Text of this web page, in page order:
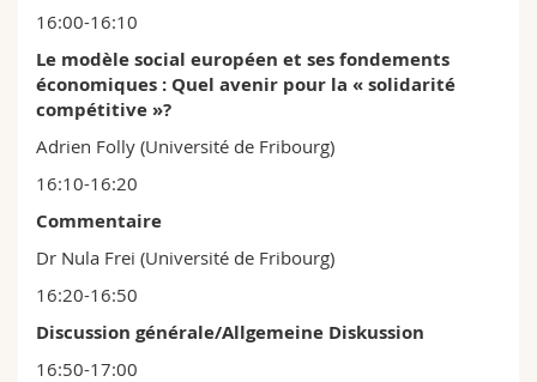
16:00-16:10
Le modèle social européen et ses fondements
économiques : Quel avenir pour la « solidarité
compétitive »?
Adrien Folly (Université de Fribourg)
16:10-16:20
Commentaire
Dr Nula Frei (Université de Fribourg)
16:20-16:50
Discussion générale/Allgemeine Diskussion
16:50-17:00